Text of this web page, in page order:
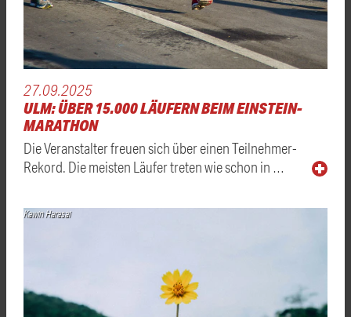
27.09.2025
ULM: ÜBER 15.000 LÄUFERN BEIM EINSTEIN-
MARATHON
Die Veranstalter freuen sich über einen Teilnehmer-
Rekord. Die meisten Läufer treten wie schon in …
Kawin Harasai